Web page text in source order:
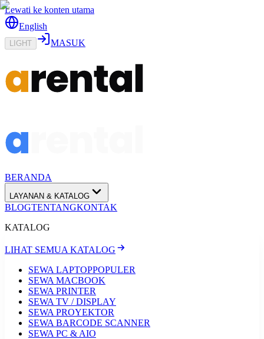
Lewati ke konten utama
English
LIGHT MASUK
BERANDA
LAYANAN & KATALOG
BLOGTENTANGKONTAK
KATALOG
LIHAT SEMUA KATALOG
SEWA LAPTOPPOPULER
SEWA MACBOOK
SEWA PRINTER
SEWA TV / DISPLAY
SEWA PROYEKTOR
SEWA BARCODE SCANNER
SEWA PC & AIO